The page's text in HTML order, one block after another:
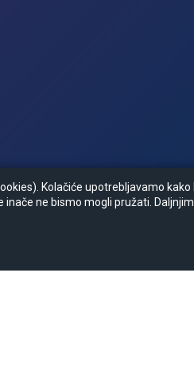
Kolačiće upotrebljavamo
ne bismo mogli pružati.